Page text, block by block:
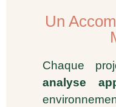
Un
Chaque
analyse